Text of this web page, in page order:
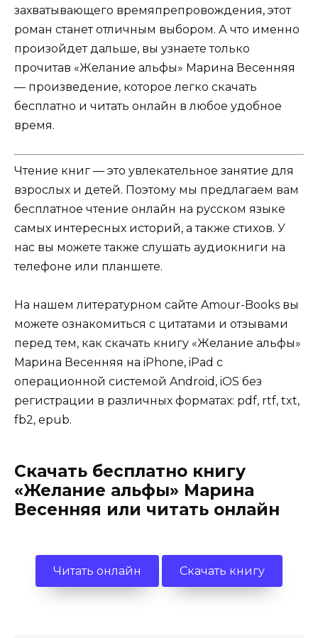
захватывающего времяпрепровождения, этот
роман станет отличным выбором. А что именно
произойдет дальше, вы узнаете только
прочитав «Желание альфы» Марина Весенняя
— произведение, которое легко скачать
бесплатно и читать онлайн в любое удобное
время.
Чтение книг — это увлекательное занятие для
взрослых и детей. Поэтому мы предлагаем вам
бесплатное чтение онлайн на русском языке
самых интересных историй, а также стихов. У
нас вы можете также слушать аудиокниги на
телефоне или планшете.
На нашем литературном сайте Amour-Books вы
можете ознакомиться с цитатами и отзывами
перед тем, как скачать книгу «Желание альфы»
Марина Весенняя на iPhone, iPad с
операционной системой Android, iOS без
регистрации в различных форматах: pdf, rtf, txt,
fb2, epub.
Скачать бесплатно книгу
«Желание альфы» Марина
Весенняя или читать онлайн
Читать онлайн Скачать книгу